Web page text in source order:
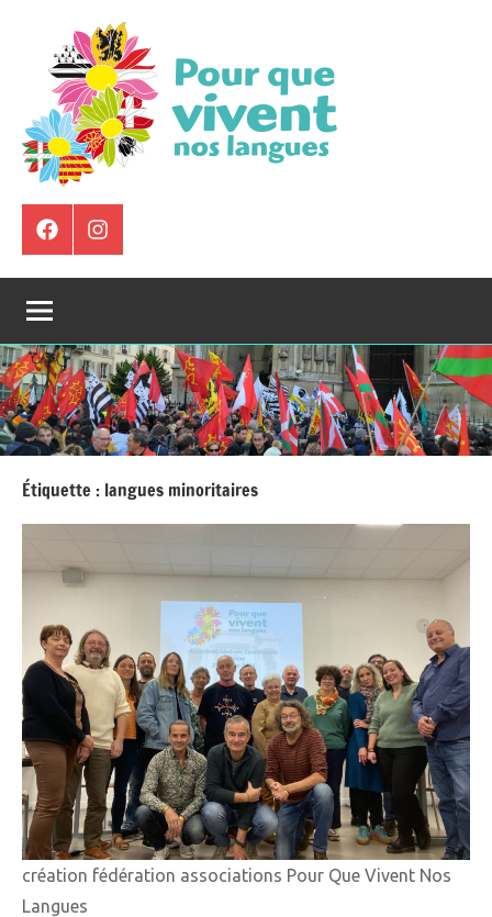
contenu
Pour
Que
Vivent
Nos
Langues
Élément
de
menu
Instagram
Étiquette : langues minoritaires
création fédération associations Pour Que Vivent Nos
Langues